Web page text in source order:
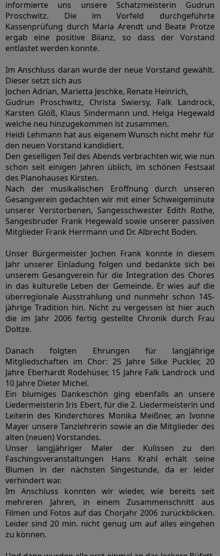
informierte uns unsere Schatzmeisterin Gudrun
Proschwitz. Die im Vorfeld durchgeführte
Kassenprüfung durch Maria Arendt und Beate Protze
ergab eine positive Bilanz, so dass der Vorstand
entlastet werden konnte.
Im Anschluss daran wurde der neue Vorstand gewählt.
Dieser setzt sich aus
Jochen Adrian, Marietta Jeschke, Renate Heinrich,
Gudrun Proschwitz, Christa Swiersy, Falk Landrock,
Karsten Glöß, Klaus Sindermann und. Helga Hegewald
welche neu hinzugekommen ist zusammen.
Heidi Lehmann hat aus eigenem Wunsch nicht mehr für
den neuen Vorstand kandidiert.
Den geselligen Teil des Abends verbrachten wir, wie nun
schon seit einigen Jahren üblich, im schönen Festsaal
des Pianohauses Kirsten.
Nach der musikalischen Eröffnung durch unseren
Gesangverein gedachten wir mit einer Schweigeminute
unserer Verstorbenen, Sangesschwester Edith Rothe,
Sangesbruder Frank Hegewald sowie unserer passiven
Mitglieder Frank Herrmann und Dr. Albrecht Boden.
Unser Bürgermeister Jochen Frank konnte in diesem
Jahr unserer Einladung folgen und bedankte sich bei
unserem Gesangverein für die Integration des Chores
in das kulturelle Leben der Gemeinde. Er wies auf die
überregionale Ausstrahlung und nunmehr schon 145-
jährige Tradition hin. Nicht zu vergessen ist hier auch
die im Jahr 2006 fertig gestellte Chronik durch Frau
Doltze.
Danach folgten Ehrungen für langjährige
Mitgliedschaften im Chor: 25 Jahre Silke Puckler, 20
Jahre Eberhardt Rodehüser, 15 Jahre Falk Landrock und
10 Jahre Dieter Michel.
Ein blumiges Dankeschön ging ebenfalls an unsere
Liedermeisterin Iris Ebert, für die 2. Liedermeisterin und
Leiterin des Kinderchores Monika Meißner, an Ivonne
Mayer unsere Tanzlehrerin sowie an die Mitglieder des
alten (neuen) Vorstandes.
Unser langjähriger Maler der Kulissen zu den
Faschingsveranstaltungen Hans Krahl erhält seine
Blumen in der nächsten Singestunde, da er leider
verhindert war.
Im Anschluss konnten wir wieder, wie bereits seit
mehreren Jahren, in einem Zusammenschnitt aus
Filmen und Fotos auf das Chorjahr 2006 zurückblicken.
Leider sind 20 min. nicht genug um auf alles eingehen
zu können.